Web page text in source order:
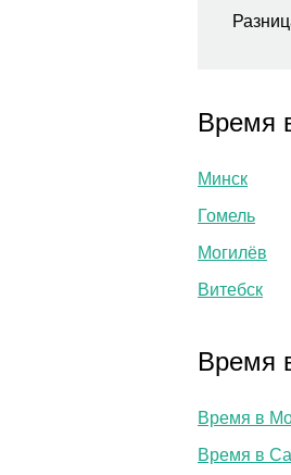
Время
Минск
Гомель
Могилёв
Витебск
Время
Время в
Время в